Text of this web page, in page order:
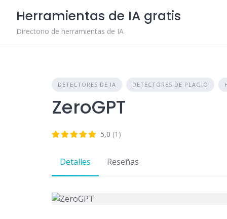
content
Herramientas de IA gratis
Directorio de herramientas de IA
DETECTORES DE IA DETECTORES DE PLAGIO
ZeroGPT
5,0 (1)
Detalles Reseñas